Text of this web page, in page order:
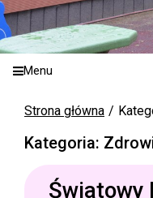
Menu
Strona główna
Kategoria:
Światowy